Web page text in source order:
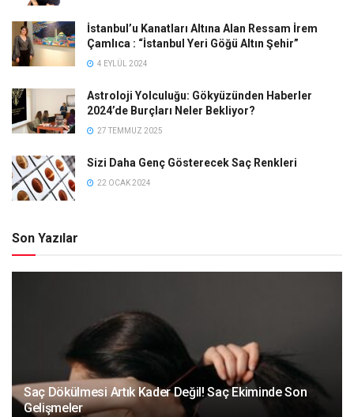
İstanbul’u Kanatları Altına Alan Ressam İrem
Çamlıca : “İstanbul Yeri Göğü Altın Şehir”
4 EYLÜL 2024
Astroloji Yolculuğu: Gökyüzünden Haberler
2024’de Burçları Neler Bekliyor?
27 TEMMUZ 2025
Sizi Daha Genç Gösterecek Saç Renkleri
22 OCAK 2024
Son Yazılar
Saç Dökülmesi Artık Kader Değil! Saç Ekiminde Son
Gelişmeler